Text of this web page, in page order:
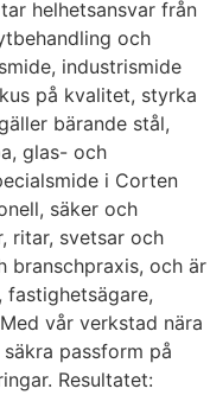
helhetsansvar från
och
industrismide
på kvalitet, styrka
bärande stål,
glas- och
i Corten
säker och
ritar, svetsar och
branschpraxis, och är
fastighetsägare,
vår verkstad nära
passform på
Resultatet: